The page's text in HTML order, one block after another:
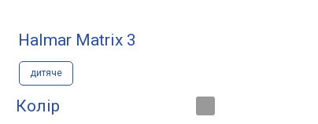
Halmar Matrix 3
дитяче
Колір